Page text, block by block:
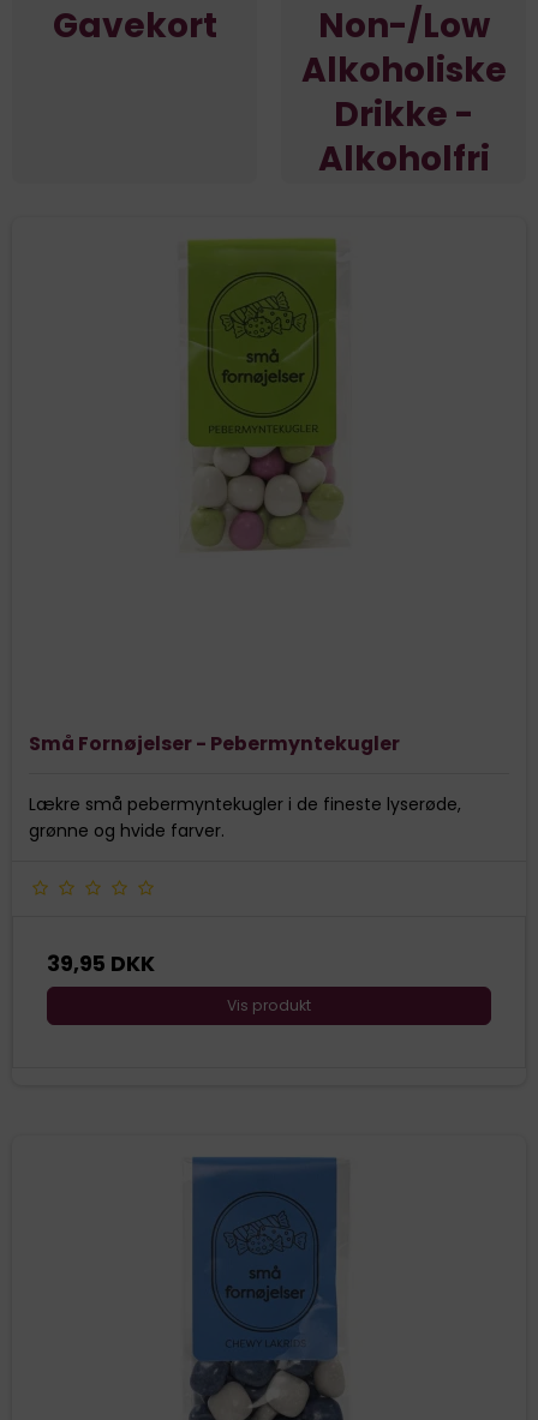
Gavekort
Non-/Low
Alkoholiske
Drikke -
Alkoholfri
Små Fornøjelser - Pebermyntekugler
Lækre små pebermyntekugler i de fineste lyserøde,
grønne og hvide farver.
39,95 DKK
Vis produkt